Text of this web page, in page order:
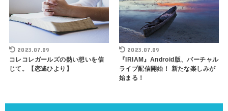
2023.07.09
コレコレガールズの熱い想いを信
じて。【恋遙ひより】
2023.07.09
『IRIAM』Android版、バーチャル
ライブ配信開始！ 新たな楽しみが
始まる！